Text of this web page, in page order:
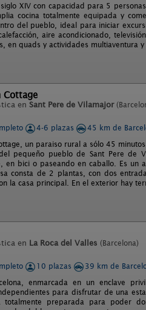
XIV con capacidad para 5
cocina totalmente equipada y
del pueblo, ideal para iniciar
aire acondicionado,
en quads y actividades multiaventura y
Cottage
en Sant Pere de Vilamajor
4-6 plazas
45 km de
un paraiso rural a sólo 45
pequeño pueblo de Sant Pere de
en bici o paseando en caballo. Es un
consta de 2 plantas, con dos
la casa principal. En el exterior hay
en La Roca del Valles (Barcelona)
10 plazas
39 km de
enmarcada en un enclave
para disfrutar de una
totalmente preparada para poder